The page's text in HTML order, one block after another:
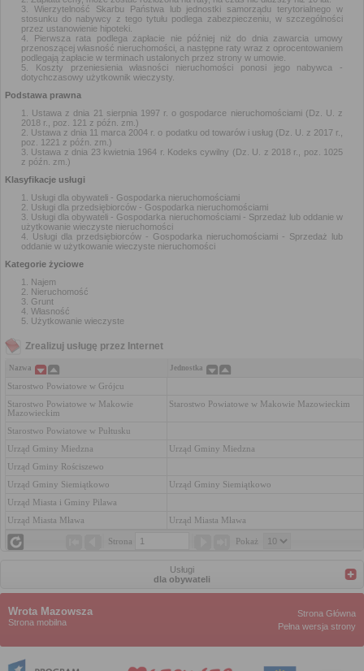
Wierzytelność Skarbu Państwa lub jednostki samorządu terytorialnego w
stosunku do nabywcy z tego tytułu podlega zabezpieczeniu, w szczególności
przez ustanowienie hipoteki.
Pierwsza rata podlega zapłacie nie później niż do dnia zawarcia umowy
przenoszącej własność nieruchomości, a następne raty wraz z oprocentowaniem
podlegają zapłacie w terminach ustalonych przez strony w umowie.
Koszty przeniesienia własności nieruchomości ponosi jego nabywca -
dotychczasowy użytkownik wieczysty.
Podstawa prawna
Ustawa z dnia 21 sierpnia 1997 r. o gospodarce nieruchomościami (Dz. U. z
2018 r., poz. 121 z późn. zm.)
Ustawa z dnia 11 marca 2004 r. o podatku od towarów i usług (Dz. U. z 2017 r.,
poz. 1221 z późn. zm.)
Ustawa z dnia 23 kwietnia 1964 r. Kodeks cywilny (Dz. U. z 2018 r., poz. 1025
z późn. zm.)
Klasyfikacje usługi
Usługi dla obywateli - Gospodarka nieruchomościami
Usługi dla przedsiębiorców - Gospodarka nieruchomościami
Usługi dla obywateli - Gospodarka nieruchomościami - Sprzedaż lub oddanie w
użytkowanie wieczyste nieruchomości
Usługi dla przedsiębiorców - Gospodarka nieruchomościami - Sprzedaż lub
oddanie w użytkowanie wieczyste nieruchomości
Kategorie życiowe
Najem
Nieruchomość
Grunt
Własność
Użytkowanie wieczyste
Zrealizuj usługę przez Internet
Nazwa Jednostka
Starostwo Powiatowe w Grójcu
Starostwo Powiatowe w Makowie
Mazowieckim
Starostwo Powiatowe w Makowie Mazowieckim
Starostwo Powiatowe w Pułtusku
Urząd Gminy Miedzna
Urząd Gminy Miedzna
Urząd Gminy Rościszewo
Urząd Gminy Siemiątkowo
Urząd Gminy Siemiątkowo
Urząd Miasta i Gminy Pilawa
Urząd Miasta Mława
Urząd Miasta Mława
Strona Pokaż
Usługi
dla obywateli
Wrota Mazowsza
Strona mobilna
Strona Główna
Pełna wersja strony